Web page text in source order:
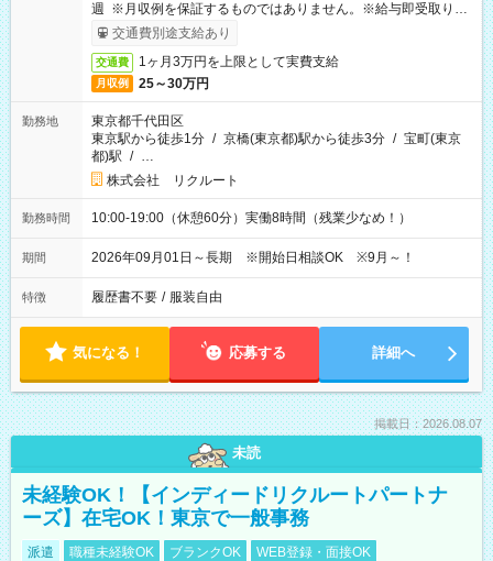
週 ※月収例を保証するものではありません。※給与即受取りサ
ービス利用可（利用条件有）
交通費別途支給あり
交通費 1ヶ月3万円を上限として実費支給
月収例 25～30万円
勤務地
東京都千代田区
東京駅から徒歩1分 / 京橋(東京都)駅から徒歩3分 / 宝町(東京
都)駅 / …
株式会社 リクルート
勤務時間 10:00-19:00（休憩60分）実働8時間（残業少なめ！）
期間 2026年09月01日～長期 ※開始日相談OK ※9月～！
特徴 履歴書不要 / 服装自由
気になる！ 応募する 詳細へ
掲載日：2026.08.07
未読
未経験OK！【インディードリクルートパートナ
ーズ】在宅OK！東京で一般事務
派遣 職種未経験OK ブランクOK WEB登録・面接OK